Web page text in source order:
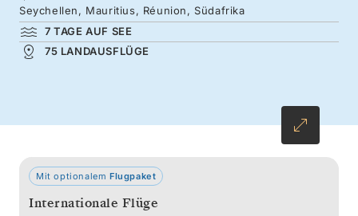
Tropenfischen wimmelt. Nach entspannten
Tagen auf hoher See erreichen Sie die
malerische Südspitze Afrikas, wo Atlantik und
der beeindruckenden Landschaft des Kaps und
überragt vom majestätischen Tafelberg
erwartet Sie Kapstadt.
Seychellen, Mauritius, Réunion, Südafrika
7 TAGE AUF SEE
75 LANDAUSFLÜGE
Mit optionalem Flugpaket
Internationale Flüge